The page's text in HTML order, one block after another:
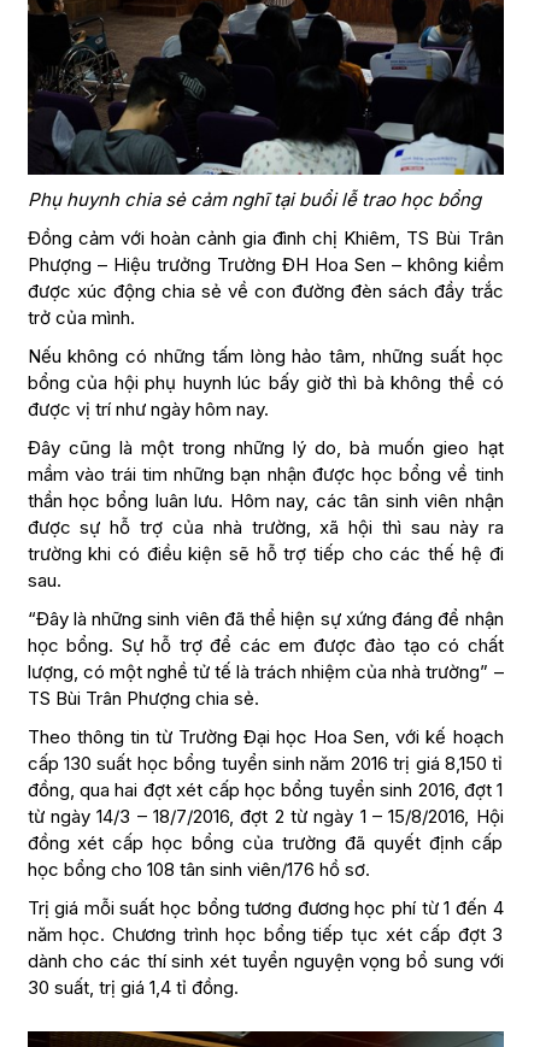
Phụ huynh chia sẻ cảm nghĩ tại buổi lễ trao học bổng
Đồng cảm với hoàn cảnh gia đình chị Khiêm, TS Bùi Trân
Phượng – Hiệu trưởng Trường ĐH Hoa Sen – không kiềm
được xúc động chia sẻ về con đường đèn sách đầy trắc
trở của mình.
Nếu không có những tấm lòng hảo tâm, những suất học
bổng của hội phụ huynh lúc bấy giờ thì bà không thể có
được vị trí như ngày hôm nay.
Đây cũng là một trong những lý do, bà muốn gieo hạt
mầm vào trái tim những bạn nhận được học bổng về tinh
thần học bổng luân lưu. Hôm nay, các tân sinh viên nhận
được sự hỗ trợ của nhà trường, xã hội thì sau này ra
trường khi có điều kiện sẽ hỗ trợ tiếp cho các thế hệ đi
sau.
“Đây là những sinh viên đã thể hiện sự xứng đáng để nhận
học bổng. Sự hỗ trợ để các em được đào tạo có chất
lượng, có một nghề tử tế là trách nhiệm của nhà trường” –
TS Bùi Trân Phượng chia sẻ.
Theo thông tin từ Trường Đại học Hoa Sen, với kế hoạch
cấp 130 suất học bổng tuyển sinh năm 2016 trị giá 8,150 tỉ
đồng, qua hai đợt xét cấp học bổng tuyển sinh 2016, đợt 1
từ ngày 14/3 – 18/7/2016, đợt 2 từ ngày 1 – 15/8/2016, Hội
đồng xét cấp học bổng của trường đã quyết định cấp
học bổng cho 108 tân sinh viên/176 hồ sơ.
Trị giá mỗi suất học bổng tương đương học phí từ 1 đến 4
năm học. Chương trình học bổng tiếp tục xét cấp đợt 3
dành cho các thí sinh xét tuyển nguyện vọng bổ sung với
30 suất, trị giá 1,4 tỉ đồng.